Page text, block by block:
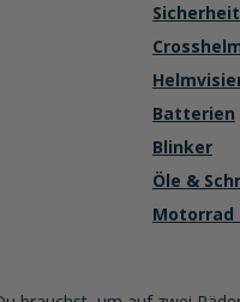
Batterien
Blinker
Öle &